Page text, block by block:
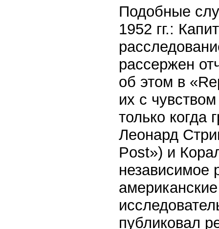
Подобные
1952 гг.:
рассержен
об этом в
их с
только когда
Леонард
Post») и
независимое
публиковал